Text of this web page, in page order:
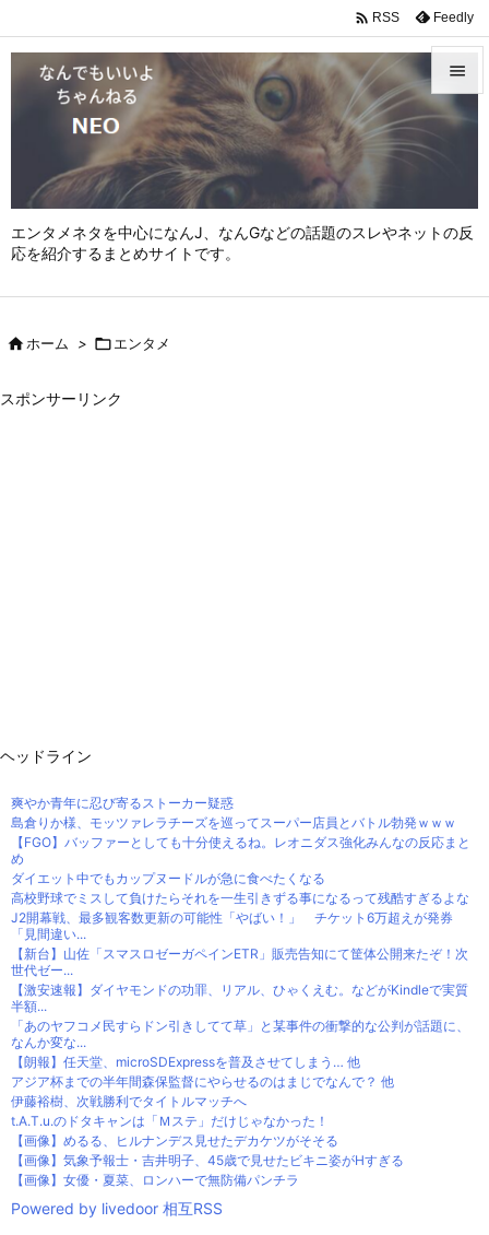
エンタメネタを中心になんJ、なんGなどの話題のスレやネットの反
応を紹介するまとめサイトです。



 RSS Feedly
ホーム > エンタメ
スポンサーリンク
ヘッドライン
爽やか青年に忍び寄るストーカー疑惑
島倉りか様、モッツァレラチーズを巡ってスーパー店員とバトル勃発ｗｗｗ
【FGO】バッファーとしても十分使えるね。レオニダス強化みんなの反応まと
め
ダイエット中でもカップヌードルが急に食べたくなる
高校野球でミスして負けたらそれを一生引きずる事になるって残酷すぎるよな
J2開幕戦、最多観客数更新の可能性「やばい！」 チケット6万超えが発券
「見間違い...
【新台】山佐「スマスロゼーガペインETR」販売告知にて筐体公開来たぞ！次
世代ゼー...
【激安速報】ダイヤモンドの功罪、リアル、ひゃくえむ。などがKindleで実質
半額...
「あのヤフコメ民すらドン引きしてて草」と某事件の衝撃的な公判が話題に、
なんか変な...
【朗報】任天堂、microSDExpressを普及させてしまう… 他
アジア杯までの半年間森保監督にやらせるのはまじでなんで？ 他
伊藤裕樹、次戦勝利でタイトルマッチへ
t.A.T.u.のドタキャンは「Ｍステ」だけじゃなかった！
【画像】めるる、ヒルナンデス見せたデカケツがそそる
【画像】気象予報士・吉井明子、45歳で見せたビキニ姿がHすぎる
【画像】女優・夏菜、ロンハーで無防備パンチラ
Powered by livedoor 相互RSS